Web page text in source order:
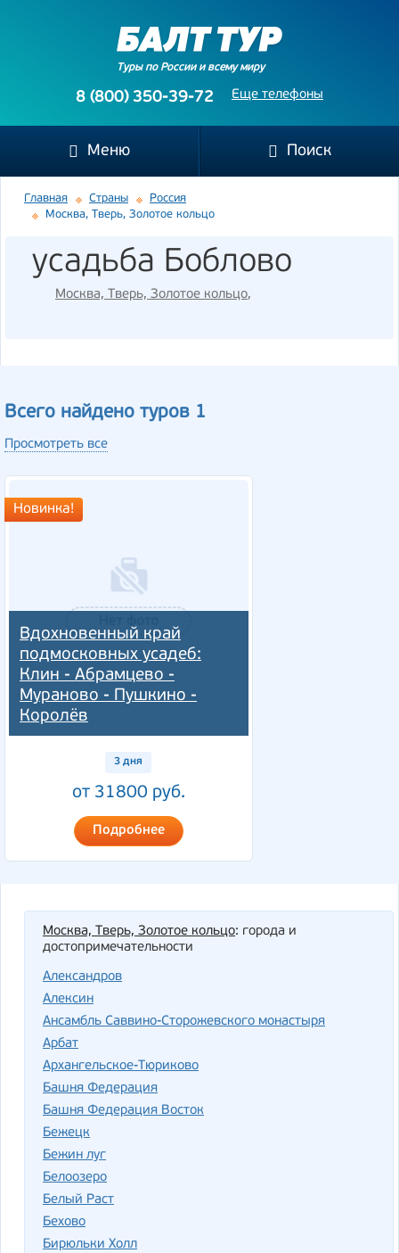
Туры по России и всему миру
Еще телефоны
8 (800) 350-39-72
Меню Поиск
Главная Страны
Россия
Москва, Тверь, Золотое кольцо
усадьба Боблово
Москва, Тверь, Золотое кольцо,
Всего найдено туров 1
Просмотреть все
Вдохновенный край
подмосковных усадеб:
Клин - Абрамцево -
Мураново - Пушкино -
Королёв
Новинка!
3 дня
от 31800 руб.
Подробнее
Москва, Тверь, Золотое кольцо: города и
достопримечательности
Александров
Алексин
Ансамбль Саввино-Сторожевского монастыря
Арбат
Архангельское-Тюриково
Башня Федерация
Башня Федерация Восток
Бежецк
Бежин луг
Белоозеро
Белый Раст
Бехово
Бирюльки Холл